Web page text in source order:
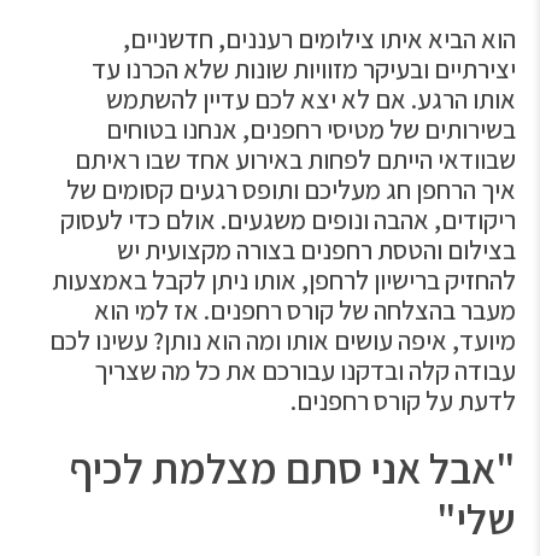
הוא הביא איתו צילומים רעננים, חדשניים,
יצירתיים ובעיקר מזוויות שונות שלא הכרנו עד
אותו הרגע. אם לא יצא לכם עדיין להשתמש
בשירותים של מטיסי רחפנים, אנחנו בטוחים
שבוודאי הייתם לפחות באירוע אחד שבו ראיתם
איך הרחפן חג מעליכם ותופס רגעים קסומים של
ריקודים, אהבה ונופים משגעים. אולם כדי לעסוק
בצילום והטסת רחפנים בצורה מקצועית יש
להחזיק ברישיון לרחפן, אותו ניתן לקבל באמצעות
מעבר בהצלחה של קורס רחפנים. אז למי הוא
מיועד, איפה עושים אותו ומה הוא נותן? עשינו לכם
עבודה קלה ובדקנו עבורכם את כל מה שצריך
לדעת על קורס רחפנים.
"אבל אני סתם מצלמת לכיף
שלי"